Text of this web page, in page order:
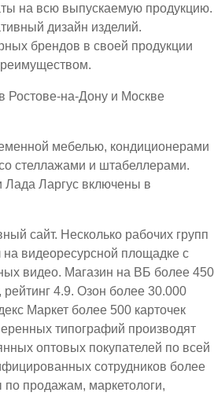
на всю выпускаемую продукцию.
дизайн изделий.
брендов в своей продукции
на-Дону и Москве
мебелью, кондиционерами
стеллажами и штабеллерами.
Ларгус включены в
сайт. Несколько рабочих групп
на видеоресурсной площадке с
видео. Магазин на ВБ более 450
4.9. Озон более 30.000
Маркет более 500 карточек
типографий производят
оптовых покупателей по всей
сотрудников более
продажам, маркетологи,